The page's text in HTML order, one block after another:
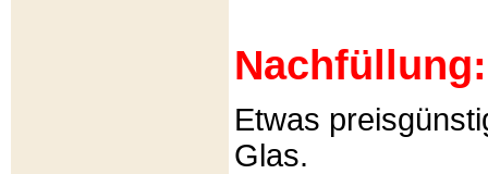
Etwas
Glas.